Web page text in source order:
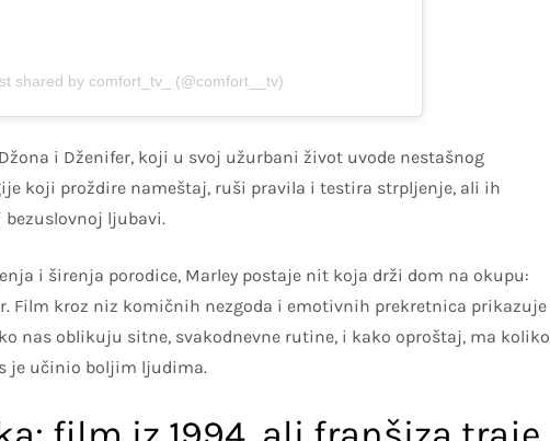
shared by comfort_tv_ (@comfort__tv)
i Dženifer, koji u svoj užurbani život uvode nestašnog
koji proždire nameštaj, ruši pravila i testira strpljenje, ali ih
ljubavi.
i širenja porodice, Marley postaje nit koja drži dom na okupu:
Film kroz niz komičnih nezgoda i emotivnih prekretnica prikazuje
nas oblikuju sitne, svakodnevne rutine, i kako oproštaj, ma koliko
je učinio boljim ljudima.